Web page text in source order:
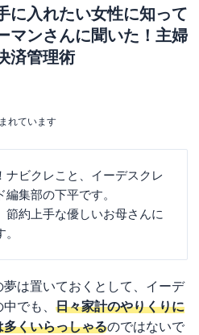
に入れたい女性に知って
マンさんに聞いた！主婦
済管理術
れています
ナビクレこと、イーデスクレ
編集部の下平です。
節約上手な優しいお母さんに
は置いておくとして、イーデ
でも、 日々家計のやりくりに
くいらっしゃるのではないで